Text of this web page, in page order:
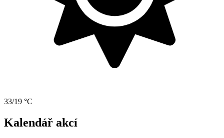
33/19 °C
Kalendář akcí